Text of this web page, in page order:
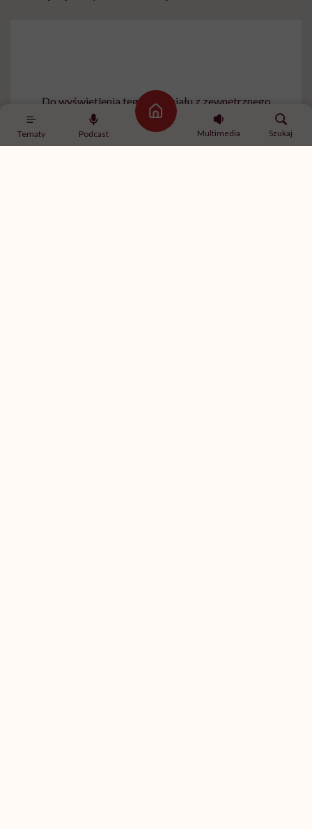
Tematy Podcast
Strona główna
Multimedia
Szukaj
Do wyświetlenia tego materiału z zewnętrznego
serwisu (Instagram, Facebook, YouTube, itp.)
wymagana jest zgoda na pliki cookie.
Zmień ustawienia